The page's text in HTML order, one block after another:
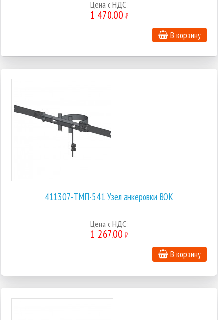
Цена с НДС:
1 470.00 ₽
В корзину
411307-ТМП-541 Узел анкеровки ВОК
Цена с НДС:
1 267.00 ₽
В корзину